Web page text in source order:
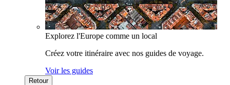
Explorez l'Europe comme un local
Créez votre itinéraire avec nos guides de voyage.
Voir les guides
Retour